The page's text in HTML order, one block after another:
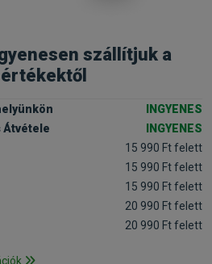
szállítjuk a
INGYENES
Átvétele
INGYENES
15 990 Ft felett
15 990 Ft felett
15 990 Ft felett
20 990 Ft felett
20 990 Ft felett